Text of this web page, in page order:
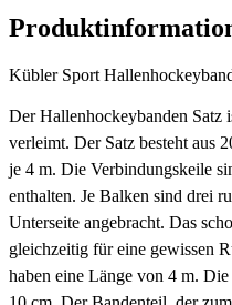
Kübler Sport
Der Hallenhockeybanden Satz
verleimt. Der Satz besteht aus
je 4 m. Die Verbindungskeile
enthalten. Je Balken sind drei
Unterseite angebracht. Das
gleichzeitig für eine gewissen
haben eine Länge von 4 m.